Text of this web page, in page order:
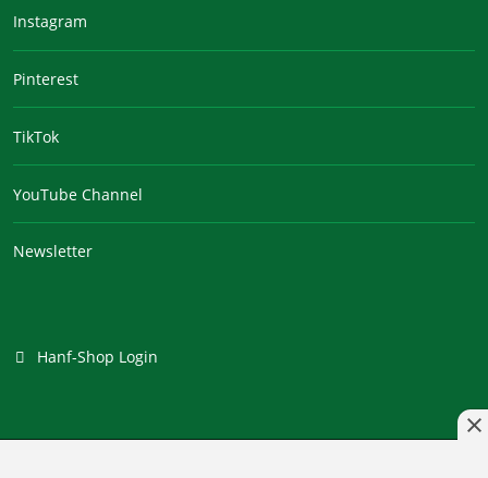
Instagram
Pinterest
TikTok
YouTube Channel
Newsletter
Hanf-Shop Login